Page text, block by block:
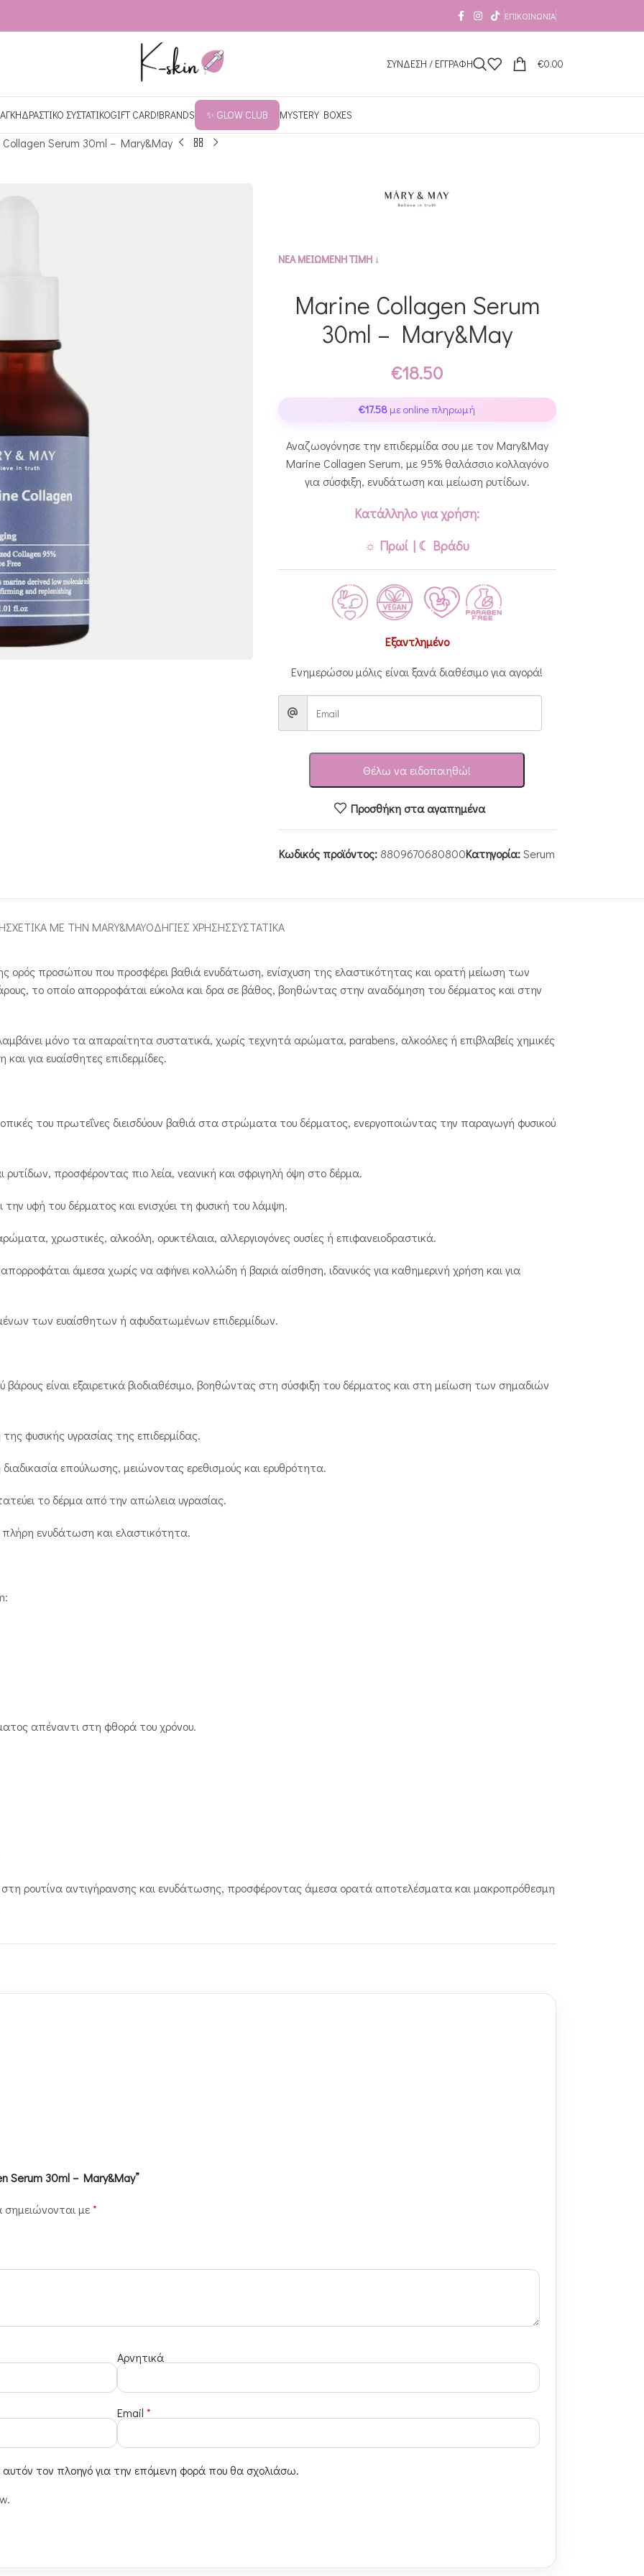
ΕΠΙΚΟΙΝΩΝΊΑ
ΣΥΝΔΕΣΗ / ΕΓΓΡΑΦΗ €0.00
ΔΡΑΣΤΙΚΟ ΣΥΣΤΑΤΙΚΟGIFT CARD!BRANDS ✨ GLOW CLUB MYSTERY BOXES
Serum 30ml – Mary&May
ΝΕΑ ΜΕΙΩΜΕΝΗ ΤΙΜΗ ↓
Marine Collagen Serum
30ml – Mary&May
€18.50
€17.58 με online πληρωμή
Αναζωογόνησε την επιδερμίδα σου με τον Mary&May
Marine Collagen Serum, με 95% θαλάσσιο κολλαγόνο
για σύσφιξη, ενυδάτωση και μείωση ρυτίδων.
Κατάλληλο για χρήση:
☼ Πρωί | ☾ Βράδυ
Εξαντλημένο
Ενημερώσου μόλις είναι ξανά διαθέσιμο για αγορά!
Θέλω να ειδοποιηθώ!
Προσθήκη στα αγαπημένα
Κωδικός προϊόντος: 8809670680800Κατηγορία: Serum
ΣΧΕΤΙΚΑ ΜΕ ΤΗΝ MARY&MAYΟΔΗΓΙΕΣ ΧΡΗΣΗΣΣΥΣΤΑΤΙΚΑ
ορός προσώπου που προσφέρει βαθιά ενυδάτωση, ενίσχυση της ελαστικότητας και ορατή μείωση των
το οποίο απορροφάται εύκολα και δρα σε βάθος, βοηθώντας στην αναδόμηση του δέρματος και στην
μόνο τα απαραίτητα συστατικά, χωρίς τεχνητά αρώματα, parabens, αλκοόλες ή επιβλαβείς χημικές
για ευαίσθητες επιδερμίδες.
του πρωτεΐνες διεισδύουν βαθιά στα στρώματα του δέρματος, ενεργοποιώντας την παραγωγή φυσικού
προσφέροντας πιο λεία, νεανική και σφριγηλή όψη στο δέρμα.
υφή του δέρματος και ενισχύει τη φυσική του λάμψη.
χρωστικές, αλκοόλη, ορυκτέλαια, αλλεργιογόνες ουσίες ή επιφανειοδραστικά.
άμεσα χωρίς να αφήνει κολλώδη ή βαριά αίσθηση, ιδανικός για καθημερινή χρήση και για
των ευαίσθητων ή αφυδατωμένων επιδερμίδων.
είναι εξαιρετικά βιοδιαθέσιμο, βοηθώντας στη σύσφιξη του δέρματος και στη μείωση των σημαδιών
φυσικής υγρασίας της επιδερμίδας.
επούλωσης, μειώνοντας ερεθισμούς και ερυθρότητα.
το δέρμα από την απώλεια υγρασίας.
πλήρη ενυδάτωση και ελαστικότητα.
απέναντι στη φθορά του χρόνου.
ρουτίνα αντιγήρανσης και ενυδάτωσης, προσφέροντας άμεσα ορατά αποτελέσματα και μακροπρόθεσμη
Serum 30ml – Mary&May”
με*
Αρνητικά
Email *
τον πλοηγό για την επόμενη φορά που θα σχολιάσω.